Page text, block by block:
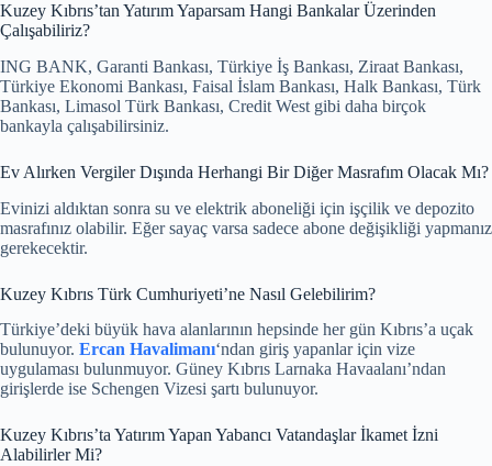
Kuzey Kıbrıs’tan Yatırım Yaparsam Hangi Bankalar Üzerinden
Çalışabiliriz?
ING BANK, Garanti Bankası, Türkiye İş Bankası, Ziraat Bankası,
Türkiye Ekonomi Bankası, Faisal İslam Bankası, Halk Bankası, Türk
Bankası, Limasol Türk Bankası, Credit West gibi daha birçok
bankayla çalışabilirsiniz.
Ev Alırken Vergiler Dışında Herhangi Bir Diğer Masrafım Olacak Mı?
Evinizi aldıktan sonra su ve elektrik aboneliği için işçilik ve depozito
masrafınız olabilir. Eğer sayaç varsa sadece abone değişikliği yapmanız
gerekecektir.
Kuzey Kıbrıs Türk Cumhuriyeti’ne Nasıl Gelebilirim?
Türkiye’deki büyük hava alanlarının hepsinde her gün Kıbrıs’a uçak
bulunuyor. Ercan Havalimanı‘ndan giriş yapanlar için vize
uygulaması bulunmuyor. Güney Kıbrıs Larnaka Havaalanı’ndan
girişlerde ise Schengen Vizesi şartı bulunuyor.
Kuzey Kıbrıs’ta Yatırım Yapan Yabancı Vatandaşlar İkamet İzni
Alabilirler Mi?